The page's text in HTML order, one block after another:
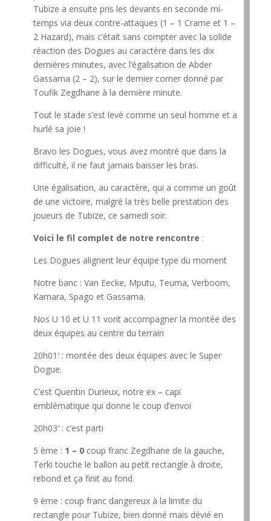
Tubize a ensuite pris les devants en seconde mi-
temps via deux contre-attaques (1 – 1 Crame et 1 –
2 Hazard), mais c’était sans compter avec la solide
réaction des Dogues au caractère dans les dix
dernières minutes, avec l’égalisation de Abder
Gassama (2 – 2), sur le dernier corner donné par
Toufik Zegdhane à la dernière minute.
Tout le stade s’est levé comme un seul homme et a
hurlé sa joie !
Bravo les Dogues, vous avez montré que dans la
difficulté, il ne faut jamais baisser les bras.
Une égalisation, au caractère, qui a comme un goût
de une victoire, malgré la très belle prestation des
joueurs de Tubize, ce samedi soir.
Voici le fil complet de notre rencontre :
Les Dogues alignent leur équipe type du moment
Notre banc : Van Eecke, Mputu, Teuma, Verboom,
Kamara, Spago et Gassama.
Nos U 10 et U 11 vont accompagner la montée des
deux équipes au centre du terrain
20h01′ : montée des deux équipes avec le Super
Dogue.
C’est Quentin Durieux, notre ex – capi
emblématique qui donne le coup d’envoi
20h03′ : c’est parti
5 ème : 1 – 0coup franc Zegdhane de la gauche,
Terki touche le ballon au petit rectangle à droite,
rebond et ça finit au fond.
9 ème : coup franc dangereux à la limite du
rectangle pour Tubize, bien donné mais dévié en